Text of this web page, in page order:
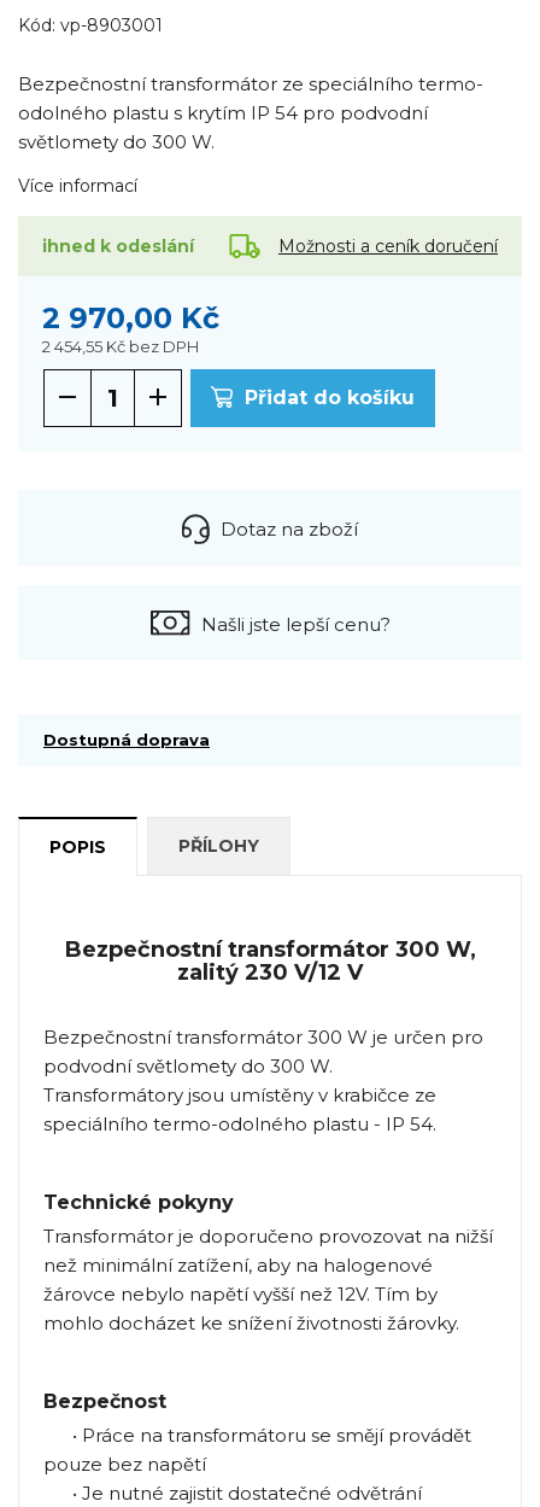
Kód: vp-8903001
Bezpečnostní transformátor ze speciálního termo-
odolného plastu s krytím IP 54 pro podvodní
světlomety do 300 W.
Více informací
ihned k odeslání Možnosti a ceník doručení
2 970,00 Kč
2 454,55 Kč bez DPH
Přidat do košíku
Dotaz na zboží
Našli jste lepší cenu?
Dostupná doprava
POPIS PŘÍLOHY
Bezpečnostní transformátor 300 W,
zalitý 230 V/12 V
Bezpečnostní transformátor 300 W je určen pro
podvodní světlomety do 300 W.
Transformátory jsou umístěny v krabičce ze
speciálního termo-odolného plastu - IP 54.
Technické pokyny
Transformátor je doporučeno provozovat na nižší
než minimální zatížení, aby na halogenové
žárovce nebylo napětí vyšší než 12V. Tím by
mohlo docházet ke snížení životnosti žárovky.
Bezpečnost
• Práce na transformátoru se smějí provádět
pouze bez napětí
• Je nutné zajistit dostatečné odvětrání